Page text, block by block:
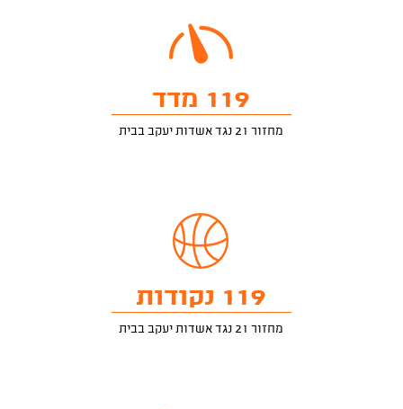
119 מדד
מחזור 21 נגד אשדות יעקב בבית
119 נקודות
מחזור 21 נגד אשדות יעקב בבית